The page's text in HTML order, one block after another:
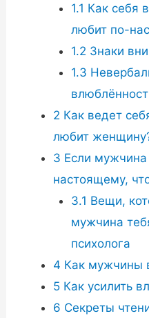
1.1 Как себя
любит по-
1.2 Знаки
1.3
2 Как ведет
любит
3 Если
настоящему,
3.1 Вещи,
мужчина
психолога
4 Как мужчины
5 Как усилить
6 Секреты